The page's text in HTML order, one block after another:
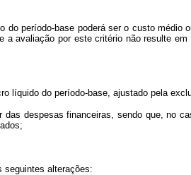
do período-base poderá ser o custo
a avaliação por este critério não resulte
líquido do período-base, ajustado pela
despesas financeiras, sendo que, no
seguintes alterações: